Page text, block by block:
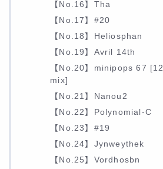
【No.16】Tha
【No.17】#20
【No.18】Heliosphan
【No.19】Avril 14th
【No.20】minipops 67
mix]
【No.21】Nanou2
【No.22】Polynomial-C
【No.23】#19
【No.24】Jynweythek
【No.25】Vordhosbn